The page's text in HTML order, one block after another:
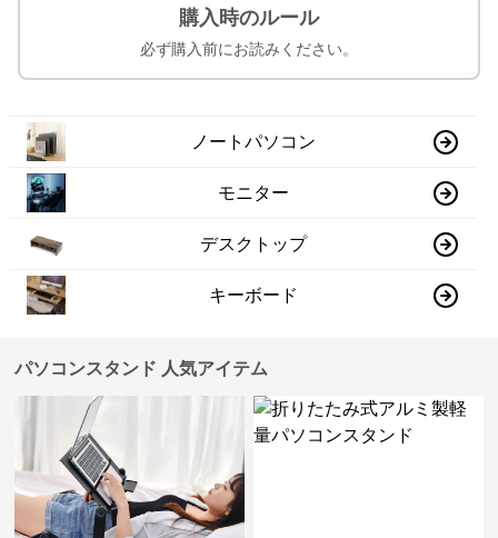
購入時のルール
必ず購入前にお読みください。
ノートパソコン
モニター
デスクトップ
キーボード
パソコンスタンド 人気アイテム